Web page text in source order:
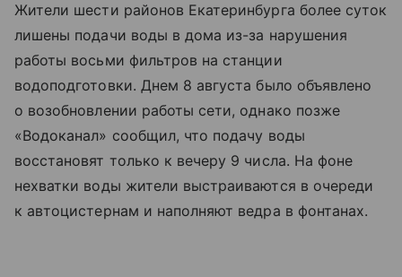
Жители шести районов Екатеринбурга более суток
лишены подачи воды в дома из-за нарушения
работы восьми фильтров на станции
водоподготовки. Днем 8 августа было объявлено
о возобновлении работы сети, однако позже
«Водоканал» сообщил, что подачу воды
восстановят только к вечеру 9 числа. На фоне
нехватки воды жители выстраиваются в очереди
к автоцистернам и наполняют ведра в фонтанах.